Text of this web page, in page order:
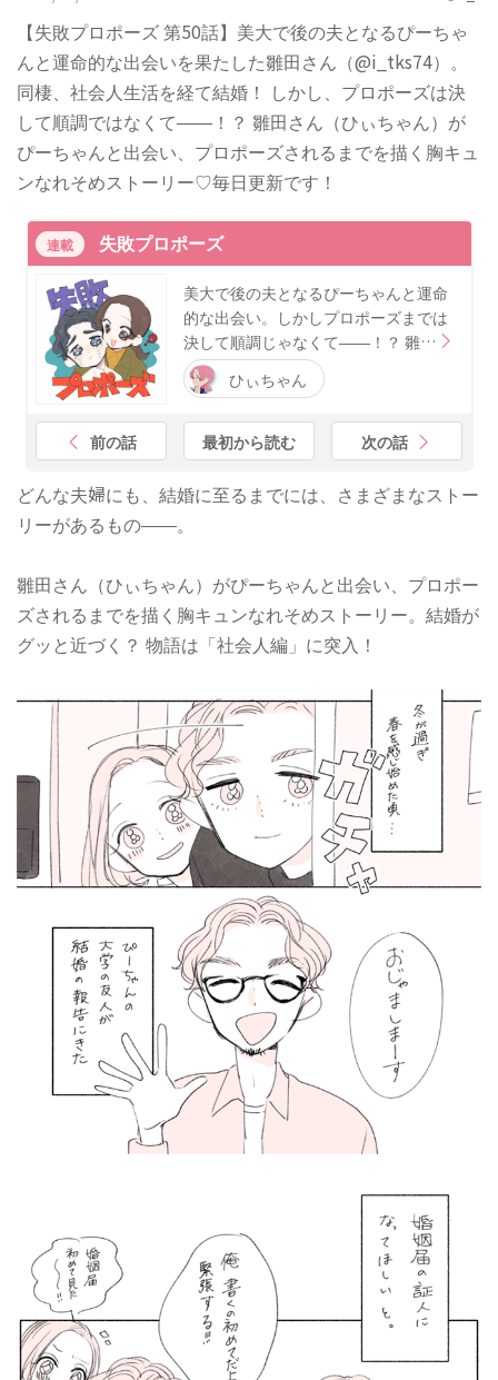
【失敗プロポーズ 第50話】美大で後の夫となるぴーちゃ
んと運命的な出会いを果たした雛田さん（@i_tks74）。
同棲、社会人生活を経て結婚！ しかし、プロポーズは決
して順調ではなくて――！？ 雛田さん（ひぃちゃん）が
ぴーちゃんと出会い、プロポーズされるまでを描く胸キュ
ンなれそめストーリー♡毎日更新です！
連載 失敗プロポーズ
美大で後の夫となるぴーちゃんと運命
的な出会い。しかしプロポーズまでは
決して順調じゃなくて――！？ 雛…
ひぃちゃん
前の話 最初から読む 次の話
どんな夫婦にも、結婚に至るまでには、さまざまなストー
リーがあるもの――。
雛田さん（ひぃちゃん）がぴーちゃんと出会い、プロポー
ズされるまでを描く胸キュンなれそめストーリー。結婚が
グッと近づく？ 物語は「社会人編」に突入！